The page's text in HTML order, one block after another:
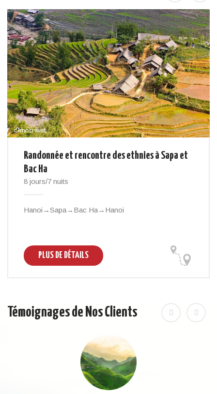
Randonnée et rencontre des ethnies à Sapa et
Bac Ha
8 jours/7 nuits
Hanoi→Sapa→Bac Ha→Hanoi
PLUS DE DÉTAILS
Témoignages de Nos Clients